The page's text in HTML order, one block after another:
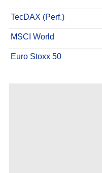
TecDAX (Perf.)
MSCI World
Euro Stoxx 50